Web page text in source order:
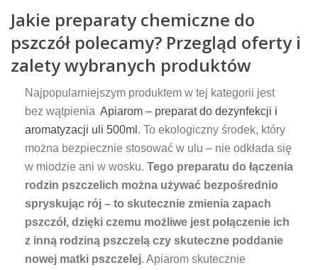
Jakie preparaty chemiczne do
pszczół polecamy? Przegląd oferty i
zalety wybranych produktów
Najpopularniejszym produktem w tej kategorii jest
bez wątpienia Apiarom – preparat do dezynfekcji i
aromatyzacji uli 500ml . To ekologiczny środek, który
można bezpiecznie stosować w ulu – nie odkłada się
w miodzie ani w wosku. Tego preparatu do łączenia
rodzin pszczelich można używać bezpośrednio
spryskując rój – to skutecznie zmienia zapach
pszczół, dzięki czemu możliwe jest połączenie ich
z inną rodziną pszczelą czy skuteczne poddanie
nowej matki pszczelej. Apiarom skutecznie